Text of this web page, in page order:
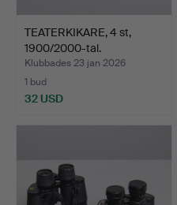
TEATERKIKARE, 4 st,
1900/2000-tal.
Klubbades 23 jan 2026
1 bud
32 USD